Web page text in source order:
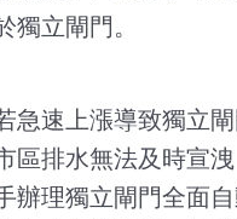
立閘門。
急速上漲導致獨立
區排水無法及時宣
辦理獨立閘門全面